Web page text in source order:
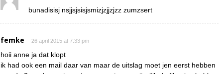
bunadisisj nsjjsjsisjsmizjzjjzjzz zumzsert
femke 26 april 2015 at 7:33 pm
hoii anne ja dat klopt
ik had ook een mail daar van maar de uitslag moet jen eerst hebben